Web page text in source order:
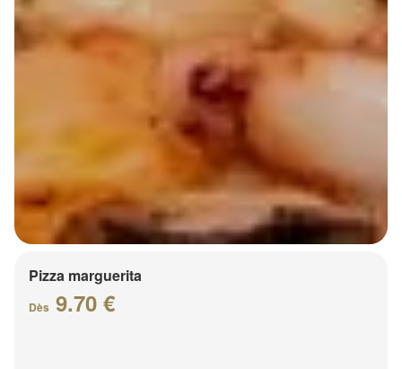
Pizza marguerita
Dès 9.70 €